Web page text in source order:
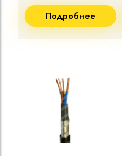
Подробнее